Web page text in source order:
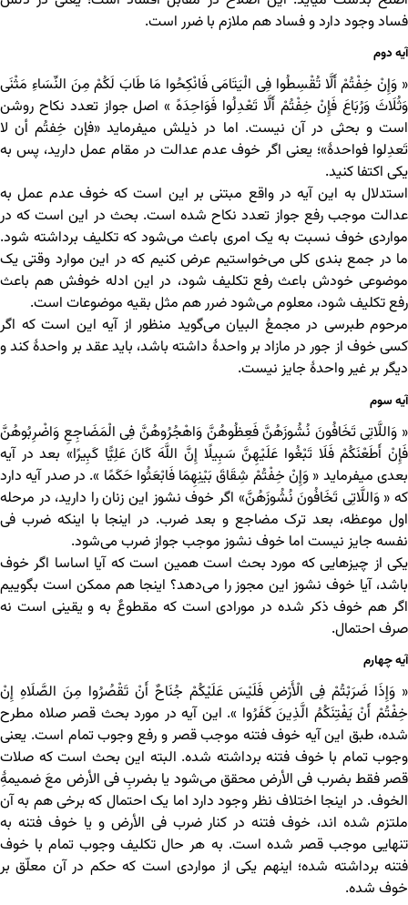
فساد وجود دارد و فساد هم ملازم با ضرر است.
آیه دوم
« وَإِنْ خِفْتُمْ أَلَّا تُقْسِطُوا فِی الْیَتَامَى فَانْکِحُوا مَا طَابَ لَکُمْ مِنَ النِّسَاءِ مَثْنَى
وَثُلَاثَ وَرُبَاعَ فَإِنْ خِفْتُمْ أَلَّا تَعْدِلُوا فَوَاحِدَهً » اصل جواز تعدد نکاح روشن
است و بحثی در آن نیست. اما در ذیلش می‎فرماید «فإن خِفتُم أن لا
تَعدِلوا فواحدۀ»؛ یعنی اگر خوف عدم عدالت در مقام عمل دارید، پس به
یکی اکتفا کنید.
استدلال به این آیه در واقع مبتنی بر این است که خوف عدم عمل به
عدالت موجب رفع جواز تعدد نکاح شده است. بحث در این است که در
مواردی خوف نسبت به یک امری باعث می‌شود که تکلیف برداشته شود.
ما در جمع بندی کلی می‌خواستیم عرض کنیم که در این موارد وقتی یک
موضوعی خودش باعث رفع تکلیف شود، در این ادله خوفش هم باعث
رفع تکلیف شود، معلوم می‌شود ضرر هم مثل بقیه موضوعات است.
مرحوم طبرسی در مجمعُ البیان می‌گوید منظور از آیه این است که اگر
کسی خوف از جور در مازاد بر واحدۀ داشته باشد، باید عقد بر واحدۀ کند و
دیگر بر غیر واحدۀ جایز نیست.
آیه سوم
« وَاللَّاتِی تَخَافُونَ نُشُوزَهُنَّ فَعِظُوهُنَّ وَاهْجُرُوهُنَّ فِی الْمَضَاجِعِ وَاضْرِبُوهُنَّ
فَإِنْ أَطَعْنَکُمْ فَلَا تَبْغُوا عَلَیْهِنَّ سَبِیلًا إِنَّ اللَّهَ کَانَ عَلِیًّا کَبِیرًا» بعد در آیه
بعدی می‎فرماید « وَإِنْ خِفْتُمْ شِقَاقَ بَیْنِهِمَا فَابْعَثُوا حَکَمًا ». در صدر آیه دارد
که « وَاللَّاتِی تَخَافُونَ نُشُوزَهُنَّ» اگر خوف نشوز این زنان را دارید، در مرحله
اول موعظه، بعد ترک مضاجع و بعد ضرب. در اینجا با اینکه ضرب فی
نفسه جایز نیست اما خوف نشوز موجب جواز ضرب می‌شود.
یکی از چیزهایی که مورد بحث است همین است که آیا اساسا اگر خوف
باشد، آیا خوف نشوز این مجوز را می‌دهد؟ اینجا هم ممکن است بگوییم
اگر هم خوف ذکر شده در مورادی است که مقطوعٌ به و یقینی است نه
صرف احتمال.
آیه چهارم
« وَإِذَا ضَرَبْتُمْ فِی الْأَرْضِ فَلَیْسَ عَلَیْکُمْ جُنَاحٌ أَنْ تَقْصُرُوا مِنَ الصَّلَاهِ إِنْ
خِفْتُمْ أَنْ یَفْتِنَکُمُ الَّذِینَ کَفَرُوا ». این آیه در مورد بحث قصر صلاه مطرح
شده، طبق این آیه خوف فتنه موجب قصر و رفع وجوب تمام است. یعنی
وجوب تمام با خوف فتنه برداشته شده. البته این بحث است که صلات
قصر فقط بضرب فی الأرض محقق می‌شود یا بضربِ فی الأرض معَ ضمیمۀِ
الخوف. در اینجا اختلاف نظر وجود دارد اما یک احتمال که برخی هم به آن
ملتزم شده اند، خوف فتنه در کنار ضرب فی الأرض و یا خوف فتنه به
تنهایی موجب قصر شده است. به هر حال تکلیف وجوب تمام با خوف
فتنه برداشته شده؛ اینهم یکی از مواردی است که حکم در آن معلّق بر
خوف شده.